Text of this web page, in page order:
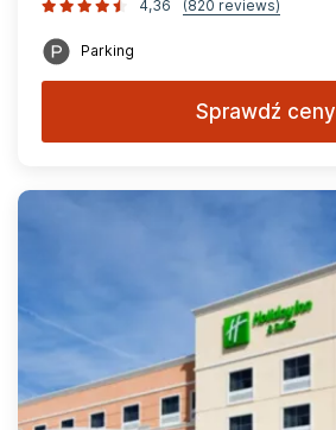
4,36 (820 reviews)
Parking
Sprawdź ceny